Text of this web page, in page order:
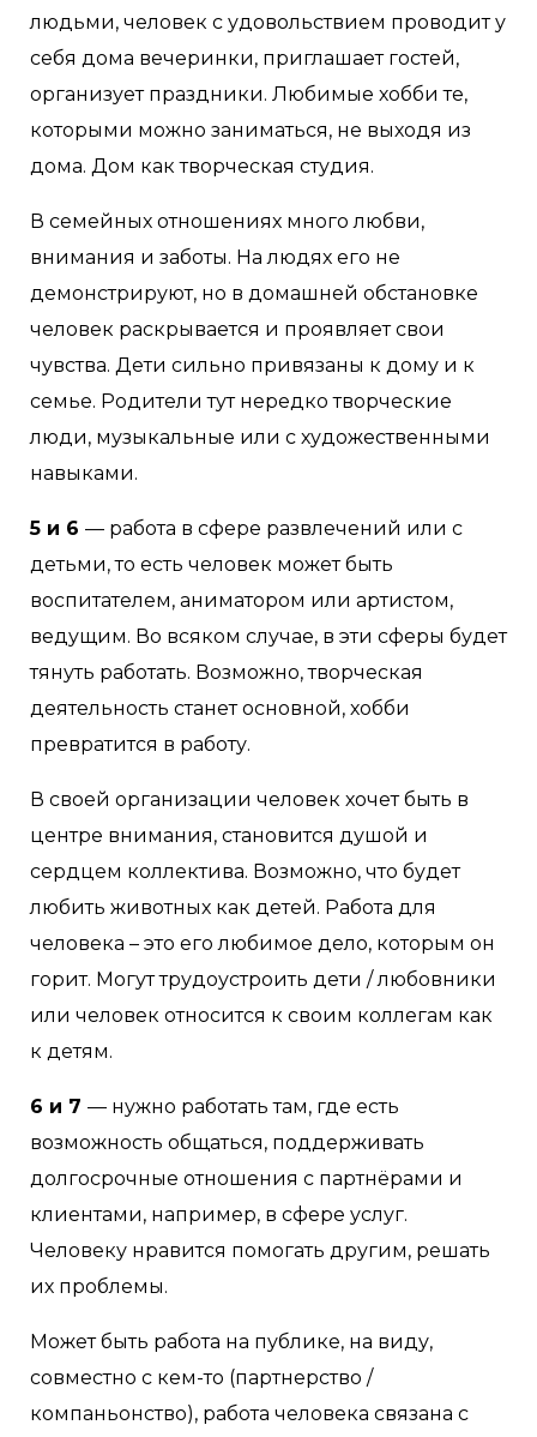
людьми, человек с удовольствием проводит у
себя дома вечеринки, приглашает гостей,
организует праздники. Любимые хобби те,
которыми можно заниматься, не выходя из
дома. Дом как творческая студия.
В семейных отношениях много любви,
внимания и заботы. На людях его не
демонстрируют, но в домашней обстановке
человек раскрывается и проявляет свои
чувства. Дети сильно привязаны к дому и к
семье. Родители тут нередко творческие
люди, музыкальные или с художественными
навыками.
5 и 6 — работа в сфере развлечений или с
детьми, то есть человек может быть
воспитателем, аниматором или артистом,
ведущим. Во всяком случае, в эти сферы будет
тянуть работать. Возможно, творческая
деятельность станет основной, хобби
превратится в работу.
В своей организации человек хочет быть в
центре внимания, становится душой и
сердцем коллектива. Возможно, что будет
любить животных как детей. Работа для
человека – это его любимое дело, которым он
горит. Могут трудоустроить дети / любовники
или человек относится к своим коллегам как
к детям.
6 и 7 — нужно работать там, где есть
возможность общаться, поддерживать
долгосрочные отношения с партнёрами и
клиентами, например, в сфере услуг.
Человеку нравится помогать другим, решать
их проблемы.
Может быть работа на публике, на виду,
совместно с кем-то (партнерство /
компаньонство), работа человека связана с